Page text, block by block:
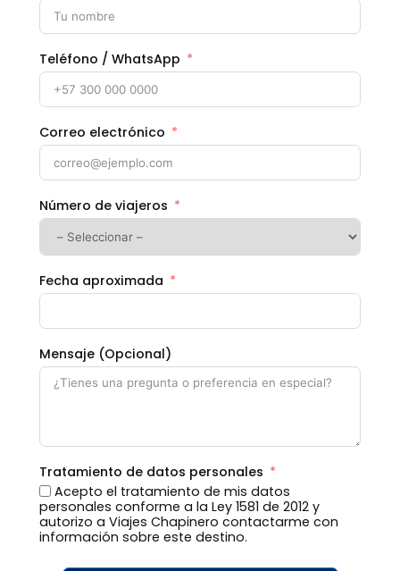
Teléfono / WhatsApp
Correo electrónico
Número de viajeros
Fecha aproximada
Mensaje (Opcional)
Tratamiento de datos personales
Acepto el tratamiento de mis datos
personales conforme a la Ley 1581 de 2012 y
autorizo a Viajes Chapinero contactarme con
información sobre este destino.